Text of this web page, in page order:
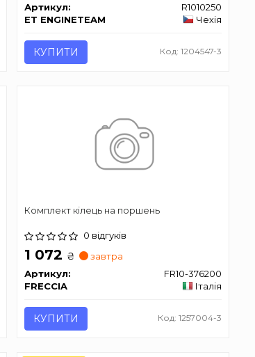
Артикул:
R1010250
ET ENGINETEAM
Чехія
КУПИТИ Код: 1204547-3
Комплект кілець на поршень
0 відгуків
1 072 ₴
завтра
Артикул:
FR10-376200
FRECCIA
Італія
КУПИТИ Код: 1257004-3